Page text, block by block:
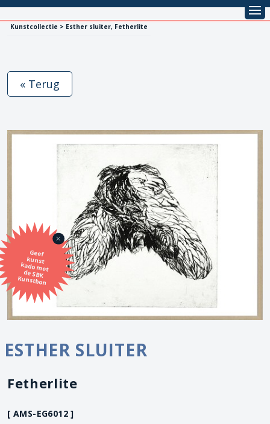
Kunstcollectie > Esther sluiter, Fetherlite
Geef
kunst
kado met
de SBK
Kunstbon
« Terug
ESTHER SLUITER
Fetherlite
[ AMS-EG6012 ]